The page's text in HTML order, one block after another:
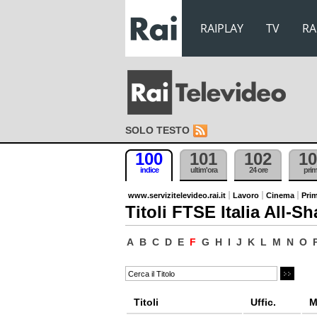
RAIPLAY TV
SOLO TESTO
100
indice
101
ultim'ora
102
24 ore
www.servizitelevideo.rai.it Lavoro Cinema
Titoli FTSE Italia All-
A B C D E F G H I J K L M N O
Titoli Uffic.